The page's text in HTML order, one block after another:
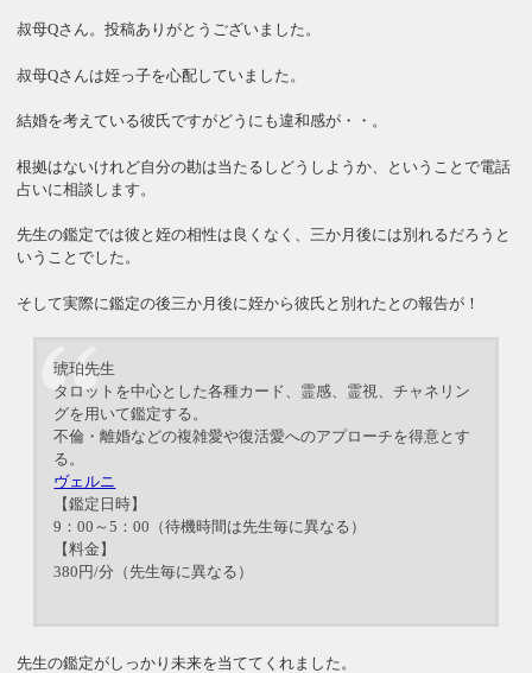
叔母Qさん。投稿ありがとうございました。
叔母Qさんは姪っ子を心配していました。
結婚を考えている彼氏ですがどうにも違和感が・・。
根拠はないけれど自分の勘は当たるしどうしようか、ということで電話
占いに相談します。
先生の鑑定では彼と姪の相性は良くなく、三か月後には別れるだろうと
いうことでした。
そして実際に鑑定の後三か月後に姪から彼氏と別れたとの報告が！
琥珀先生
タロットを中心とした各種カード、霊感、霊視、チャネリン
グを用いて鑑定する。
不倫・離婚などの複雑愛や復活愛へのアプローチを得意とす
る。
ヴェルニ
【鑑定日時】
9：00～5：00（待機時間は先生毎に異なる）
【料金】
380円/分（先生毎に異なる）
先生の鑑定がしっかり未来を当ててくれました。